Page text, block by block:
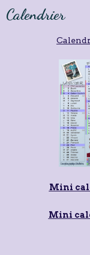
Calendrier
Mini
Mini